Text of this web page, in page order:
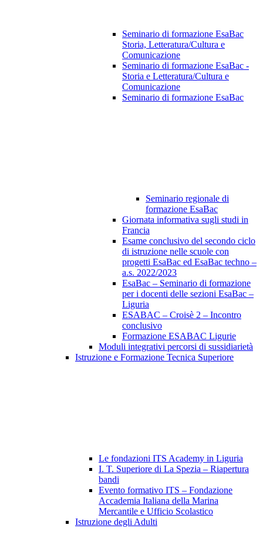
Seminario di formazione EsaBac
Storia, Letteratura/Cultura e
Comunicazione
Seminario di formazione EsaBac -
Storia e Letteratura/Cultura e
Comunicazione
Seminario di formazione EsaBac
Seminario regionale di
formazione EsaBac
Giornata informativa sugli studi in
Francia
Esame conclusivo del secondo ciclo
di istruzione nelle scuole con
progetti EsaBac ed EsaBac techno –
a.s. 2022/2023
EsaBac – Seminario di formazione
per i docenti delle sezioni EsaBac –
Liguria
ESABAC – Croisè 2 – Incontro
conclusivo
Formazione ESABAC Ligurie
Moduli integrativi percorsi di sussidiarietà
Istruzione e Formazione Tecnica Superiore
Le fondazioni ITS Academy in Liguria
I. T. Superiore di La Spezia – Riapertura
bandi
Evento formativo ITS – Fondazione
Accademia Italiana della Marina
Mercantile e Ufficio Scolastico
Istruzione degli Adulti